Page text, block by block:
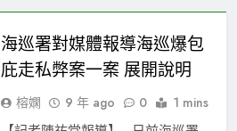
海巡署對媒體報導海巡爆包
庇走私弊案一案 展開說明
榕嫻 9 年 ago 0 1 mins